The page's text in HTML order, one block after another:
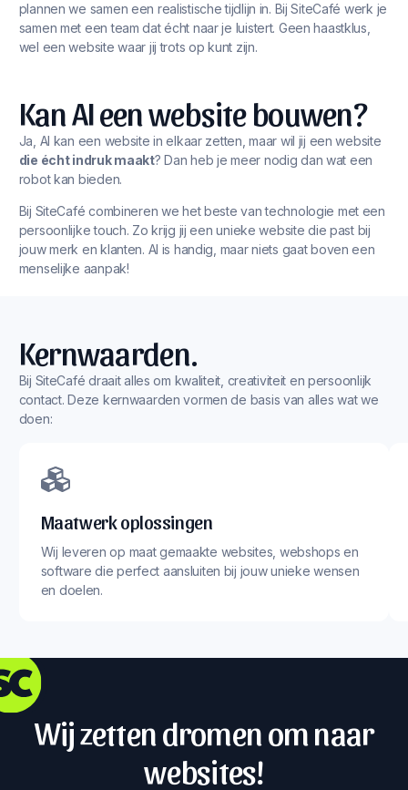
plannen we samen een realistische tijdlijn in. Bij SiteCafé werk je
samen met een team dat écht naar je luistert. Geen haastklus,
wel een website waar jij trots op kunt zijn.
Kan AI een website bouwen?
Ja, AI kan een website in elkaar zetten, maar wil jij een website
die écht indruk maakt? Dan heb je meer nodig dan wat een
robot kan bieden.
Bij SiteCafé combineren we het beste van technologie met een
persoonlijke touch. Zo krijg jij een unieke website die past bij
jouw merk en klanten. AI is handig, maar niets gaat boven een
menselijke aanpak!
Kernwaarden.
Bij SiteCafé draait alles om kwaliteit, creativiteit en persoonlijk
contact. Deze kernwaarden vormen de basis van alles wat we
doen:
Maatwerk oplossingen
Wij leveren op maat gemaakte websites, webshops en
software die perfect aansluiten bij jouw unieke wensen
en doelen.
Wij zetten dromen om naar
websites!